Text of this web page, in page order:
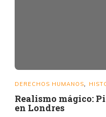
DERECHOS HUMANOS
Realismo mágico:
en Londres